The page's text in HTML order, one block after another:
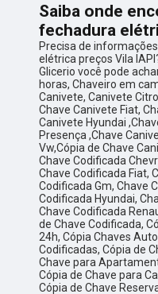
Saiba onde
fechadura
Precisa de
elétrica preços Vila
Glicerio você pode
horas, Chaveiro em
Canivete, Canivete
Chave Canivete Fiat,
Canivete Hyundai
Presença ,Chave
Vw,Cópia de Chave
Chave Codificada
Chave Codificada Fiat,
Codificada Gm, Chave
Codificada Hyundai,
Chave Codificada
de Chave Codificada,
24h, Cópia Chaves
Codificadas, Cópia de
Chave para
Cópia de Chave para
Cópia de Chave